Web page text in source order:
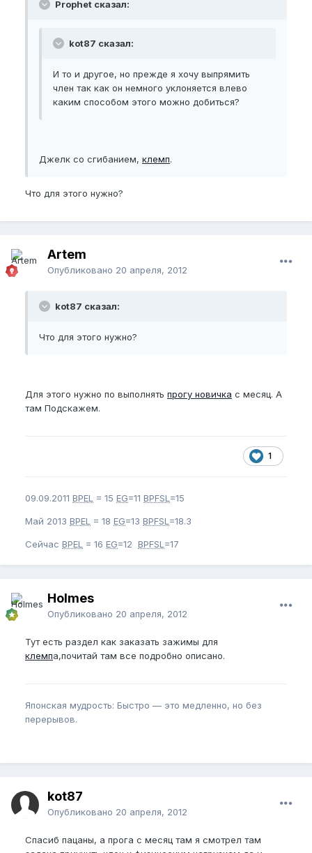
Prophet сказал:
kot87 сказал:
И то и другое, но прежде я хочу выпрямить
член так как он немного уклоняется влево
каким способом этого можно добиться?
Джелк со сгибанием, клемп.
Что для этого нужно?
Artem
Опубликовано 20 апреля, 2012
kot87 сказал:
Что для этого нужно?
Для этого нужно по выполнять прогу новичка с месяц. А
там Подскажем.
1
09.09.2011 BPEL = 15 EG=11 BPFSL =15
Май 2013 BPEL = 18 EG=13 BPFSL =18.3
Сейчас BPEL = 16 EG=12 BPFSL =17
Holmes
Опубликовано 20 апреля, 2012
Тут есть раздел как заказать зажимы для
клемпа,почитай там все подробно описано.
Японская мудрость: Быстро — это медленно, но без
перерывов.
kot87
Опубликовано 20 апреля, 2012
Спасиб пацаны, а прога с месяц там я смотрел там